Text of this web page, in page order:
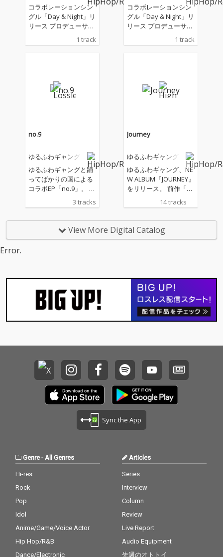
コラボレーションシン
グル「Day & Night」リ
リース プロデューサー
躍するViryKnot、フル
な音楽性を持つvividbo
ooyがコラボレートし
ィックなフローが軽快
に合わさった音楽性
ジティブなメッセージ
性が交差した楽曲。
1 track
コラボレーションシン
グル「Day & Night」リ
リース プロデューサー
やギタリストとして活
躍するViryKnot、フル
な音楽性を持つvividbo
ooyがコラボレートし
ィックなフローが軽快
に合わさった音楽性
ジティブなメッセージ
性が交差した楽曲。
1 track
no.9
ゆるふわギャング
ゆるふわギャングと踊
ってばかりの国による
コラボEP「no.9」。 イ
ベント「JOURNEY RAV
E」でも演奏された3曲
3 tracks
Journey
ゆるふわギャング
ゆるふわギャング、NE
W ALBUM『JOURNEY』
をリリース。 前作「G
AMA」から約1年ぶり
となるこのフォース・
を収録。アルバムのテ
ーマは”旅”。全曲Auto
14 tracks
View More Digital Catalog
Error.
Sync the App
Genre- All Genres
Hi-res
Rock
Pop
Idol
Anime/Game/Voice Actor
Hip Hop/R&B
Dance/Electronic
Articles
Series
Interview
Column
Review
Live Report
Audio Equipment
先週のオトトイ